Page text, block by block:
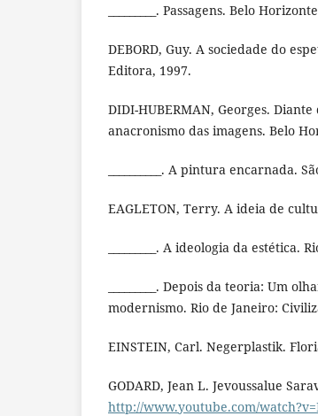
_________. Passagens. Belo
DEBORD, Guy. A sociedade do
Editora, 1997.
DIDI-HUBERMAN, Georges.
anacronismo das imagens. Belo
__________. A pintura encarnada.
EAGLETON, Terry. A ideia de
_________. A ideologia da
_________. Depois da teoria: Um
modernismo. Rio de Janeiro:
EINSTEIN, Carl. Negerplastik.
GODARD, Jean L. Jevoussalue
http://www.youtube.com/